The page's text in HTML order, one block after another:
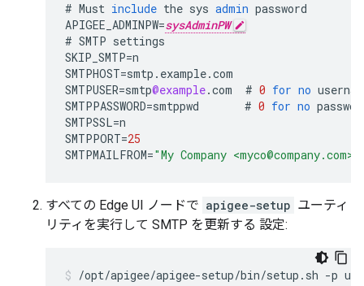
# Must include the sys admin password
APIGEE_ADMINPW=sysAdminPW
# SMTP settings
SKIP_SMTP=n
SMTPHOST=smtp . example.com
SMTPUSER=smtp@example.com # 0 for no
SMTPPASSWORD=smtppwd # 0 for no
SMTPSSL=n
SMTPPORT=25
SMTPMAILFROM="My Company <myco@company.com>"
すべての Edge UI ノードで apigee-setup ユーティ
リティを実行して SMTP を更新する 設定:
/opt/apigee/apigee-setup/bin/setup.sh -p